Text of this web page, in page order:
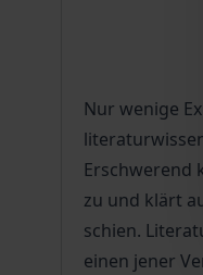
Nur wenige
Erschwerend
zu und klärt
schien.
einen jener